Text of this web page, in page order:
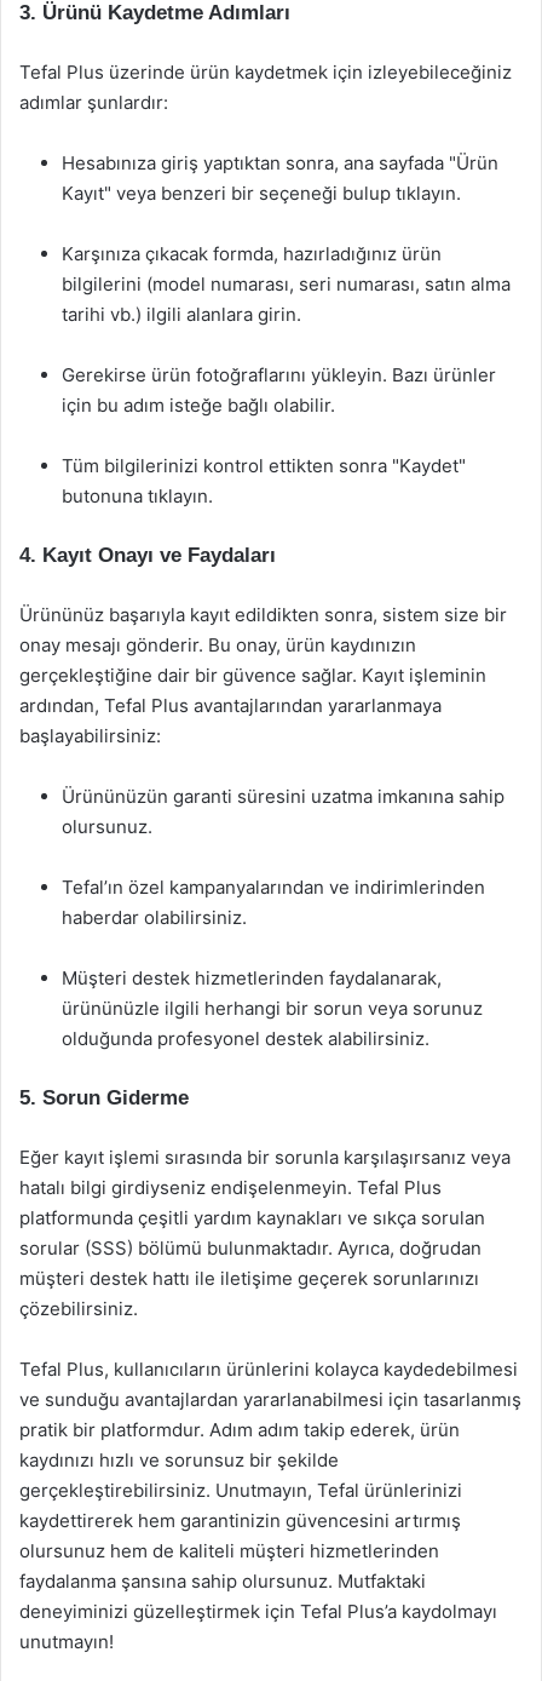
3. Ürünü Kaydetme Adımları
Tefal Plus üzerinde ürün kaydetmek için izleyebileceğiniz
adımlar şunlardır:
Hesabınıza giriş yaptıktan sonra, ana sayfada "Ürün
Kayıt" veya benzeri bir seçeneği bulup tıklayın.
Karşınıza çıkacak formda, hazırladığınız ürün
bilgilerini (model numarası, seri numarası, satın alma
tarihi vb.) ilgili alanlara girin.
Gerekirse ürün fotoğraflarını yükleyin. Bazı ürünler
için bu adım isteğe bağlı olabilir.
Tüm bilgilerinizi kontrol ettikten sonra "Kaydet"
butonuna tıklayın.
4. Kayıt Onayı ve Faydaları
Ürününüz başarıyla kayıt edildikten sonra, sistem size bir
onay mesajı gönderir. Bu onay, ürün kaydınızın
gerçekleştiğine dair bir güvence sağlar. Kayıt işleminin
ardından, Tefal Plus avantajlarından yararlanmaya
başlayabilirsiniz:
Ürününüzün garanti süresini uzatma imkanına sahip
olursunuz.
Tefal’ın özel kampanyalarından ve indirimlerinden
haberdar olabilirsiniz.
Müşteri destek hizmetlerinden faydalanarak,
ürününüzle ilgili herhangi bir sorun veya sorunuz
olduğunda profesyonel destek alabilirsiniz.
5. Sorun Giderme
Eğer kayıt işlemi sırasında bir sorunla karşılaşırsanız veya
hatalı bilgi girdiyseniz endişelenmeyin. Tefal Plus
platformunda çeşitli yardım kaynakları ve sıkça sorulan
sorular (SSS) bölümü bulunmaktadır. Ayrıca, doğrudan
müşteri destek hattı ile iletişime geçerek sorunlarınızı
çözebilirsiniz.
Tefal Plus, kullanıcıların ürünlerini kolayca kaydedebilmesi
ve sunduğu avantajlardan yararlanabilmesi için tasarlanmış
pratik bir platformdur. Adım adım takip ederek, ürün
kaydınızı hızlı ve sorunsuz bir şekilde
gerçekleştirebilirsiniz. Unutmayın, Tefal ürünlerinizi
kaydettirerek hem garantinizin güvencesini artırmış
olursunuz hem de kaliteli müşteri hizmetlerinden
faydalanma şansına sahip olursunuz. Mutfaktaki
deneyiminizi güzelleştirmek için Tefal Plus’a kaydolmayı
unutmayın!